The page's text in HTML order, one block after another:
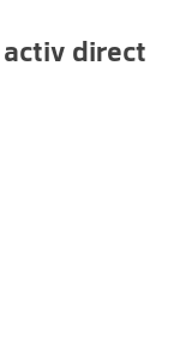
activ direct